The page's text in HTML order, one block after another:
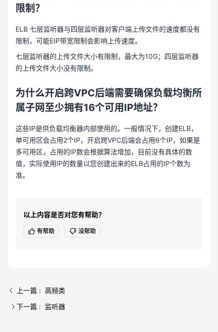
限制？
ELB 七层监听器与四层监听器对客户端上传文件的速度都没有
限制，可能EIP带宽限制会影响上传速度。
七层监听器的上传文件大小有限制，最大为10G；四层监听器
的上传文件大小没有限制。
为什么开启跨VPC后端需要确保负载均衡所
属子网至少拥有16个可用IP地址？
这些IP是供负载均衡器内部使用的。一般情况下，创建ELB，
单可用区会占用2个IP，开启跨VPC后端会占用6个IP，如果是
多可用区，占用的IP数会根据算法增加，目前没有具体的数
值，实际使用IP的数量以您创建出来的ELB占用的IP个数为
准。
以上内容是否对您有帮助？
有帮助 没帮助
上一篇 : 高频类
下一篇 : 监听器